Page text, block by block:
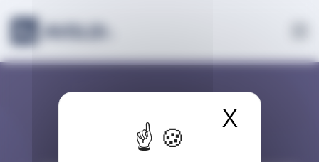
Panneau de gestion des cookies
X